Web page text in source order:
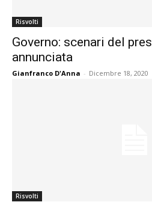
Risvolti
Governo: scenari del
annunciata
Gianfranco D'Anna - Dicembre 18, 2020
Risvolti